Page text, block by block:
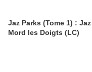
Jaz Parks (Tome 1) :
Mord les Doigts (LC)